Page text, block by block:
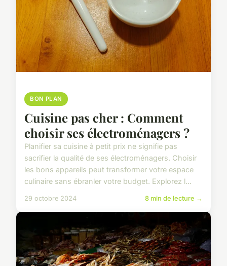
BON PLAN
Cuisine pas cher : Comment
choisir ses électroménagers ?
Planifier sa cuisine à petit prix ne signifie pas
sacrifier la qualité de ses électroménagers. Choisir
les bons appareils peut transformer votre espace
culinaire sans ébranler votre budget. Explorez l...
29 octobre 2024 8 min de lecture →